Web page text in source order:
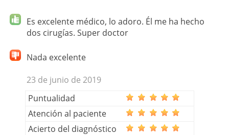
Es excelente médico, lo adoro. Él me ha hecho
dos cirugías. Super doctor
Nada excelente
23 de junio de 2019
Puntualidad
Atención al paciente
Acierto del diagnóstico